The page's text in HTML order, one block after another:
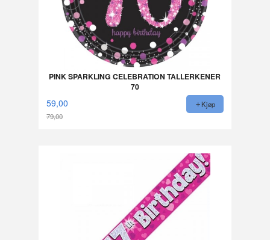
PINK SPARKLING CELEBRATION TALLERKENER
70
59,00
79,00
Kjøp